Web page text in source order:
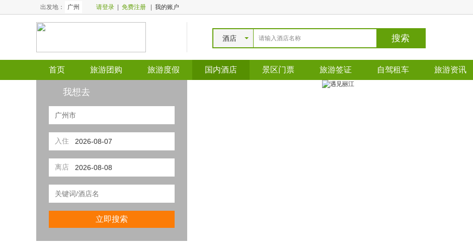
出发地： 广州 请登录 免费注册 我的账户
酒店
首页 旅游团购 旅游度假 国内酒店 景区门票 旅游签证 自驾租车 旅游资讯
全国酒店
我想去
入住
离店
立即搜索